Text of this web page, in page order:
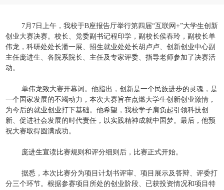
7月7日上午，我校于B座报告厅举行第四届“互联网+”大学生创新
创业大赛决赛。校长、党委副书记程印学，副校长侯春玲，副校长单
伟龙，科研处处长潘一展、招生就业处处长胡卢卢、创新创业中心副
主任庞进生、各院系院长、主任及专家评委、指导老师参加了决赛活
动。
单伟龙致大赛开幕词。他指出，创新是一个民族进步的灵魂，是
一个国家发展的不竭动力，本次大赛旨在点燃大学生创新创业激情，
为今后的就业创业打下基础。他希望，我校学子肩负起引领科技创
新、促进社会发展的时代责任，以实践精神成就中国梦。最后，他预
祝大赛取得圆满成功。
庞进生宣读比赛规则和评分细则后，比赛正式开始。
据悉，本次比赛分为项目计划书评审、项目展示及答辩、评委打
分三个环节。根据参赛项目所处的创业阶段、已获投资情况和项目特